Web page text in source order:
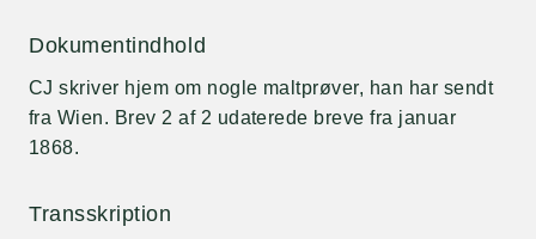
Dokumentindhold
CJ skriver hjem om nogle maltprøver, han har sendt
fra Wien. Brev 2 af 2 udaterede breve fra januar
1868.
Transskription